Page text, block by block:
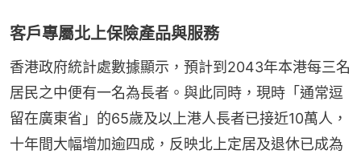
客戶專屬北上保險產品與服務
香港政府統計處數據顯示，預計到2043年本港每三名
居民之中便有一名為長者。與此同時，現時「通常逗
留在廣東省」的65歲及以上港人長者已接近10萬人，
十年間大幅增加逾四成，反映北上定居及退休已成為